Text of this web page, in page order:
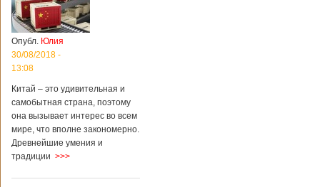
Опубл. Юлия
30/08/2018 -
13:08
Китай – это удивительная и
самобытная страна, поэтому
она вызывает интерес во всем
мире, что вполне закономерно.
Древнейшие умения и
традиции >>>